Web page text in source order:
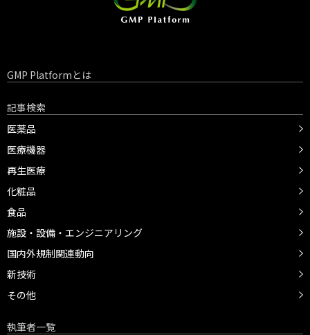
GMP Platformとは
記事検索
医薬品
医療機器
再生医療
化粧品
食品
施設・設備・エンジニアリング
国内外規制関連動向
新技術
その他
執筆者一覧